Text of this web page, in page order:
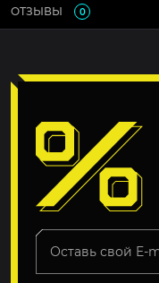
ОТЗЫВЫ 0